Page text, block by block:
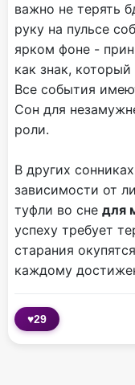
важно не терять
руку на пульсе
ярком фоне -
как знак,
Все события
Сон для
роли.
В других
зависимости от
туфли во сне для
успеху требует
старания
каждому
♥29